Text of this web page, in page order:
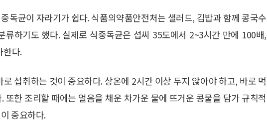
독균이 자라기가 쉽다. 식품의약품안전처는 샐러드, 김밥과 함께 콩국수
류하기도 했다. 실제로 식중독균은 섭씨 35도에서 2~3시간 만에 100배,
한다.
섭취하는 것이 중요하다. 상온에 2시간 이상 두지 않아야 하고, 바로 먹
또한 조리할 때에는 얼음을 채운 차가운 물에 뜨거운 콩물을 담가 규칙적
중요하다.